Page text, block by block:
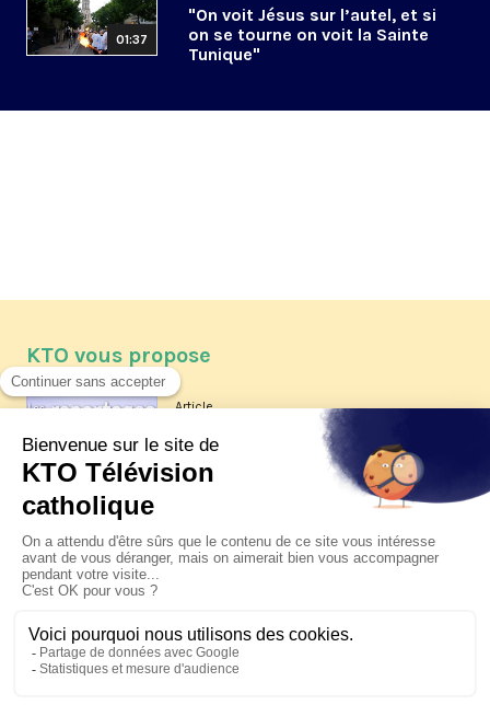
01:37
"On voit Jésus sur l’autel, et si
on se tourne on voit la Sainte
Tunique"
KTO vous propose
Article
Les reportages d'été 2026 de KTO
La visite pastorale du pape Léon
XIV à Assise à suivre sur KTO le
jeudi 6 août
Le pape en Uruguay, Argentine et
Pérou du 6 au 17 novembre 2026